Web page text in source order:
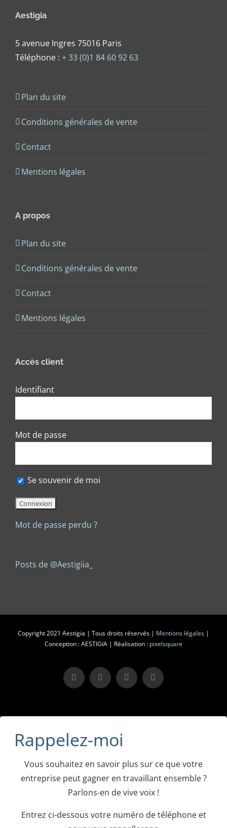
Aestigia
5 avenue Ingres 75016 Paris
Téléphone : + 33 (0)1 84 60 92 63
Plan du site
Conditions générales de vente
Contact
Mentions légales
A propos
Plan du site
Conditions générales de vente
Contact
Mentions légales
Accès client
Identifiant
Mot de passe
Se souvenir de moi
Mot de passe perdu ?
Posts de @Aestigiia_
Copyright 2021 Aestigia | Tous droits réservés | Mentions légales |
Conception : AESTIGIA | Réalisation : pixelsquare
X LinkedInInstagramFacebook
Rappelez-moi
Vous souhaitez en savoir plus sur ce que votre
entreprise peut gagner en travaillant ensemble ?
Parlons-en de vive voix !
Entrez ci-dessous votre numéro de téléphone et